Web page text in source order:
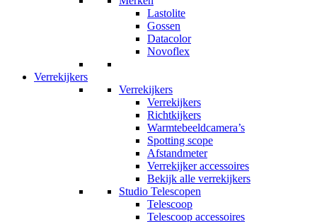
Lastolite
Gossen
Datacolor
Novoflex
Verrekijkers
Verrekijkers
Verrekijkers
Richtkijkers
Warmtebeeldcamera’s
Spotting scope
Afstandmeter
Verrekijker accessoires
Bekijk alle verrekijkers
Studio Telescopen
Telescoop
Telescoop accessoires